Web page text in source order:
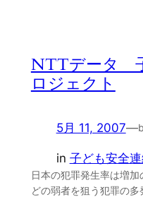
NTTデータ
ロジェクト
5月 11, 2007—
in 子ども安全
日本の犯罪発生率は増
どの弱者を狙う犯罪の